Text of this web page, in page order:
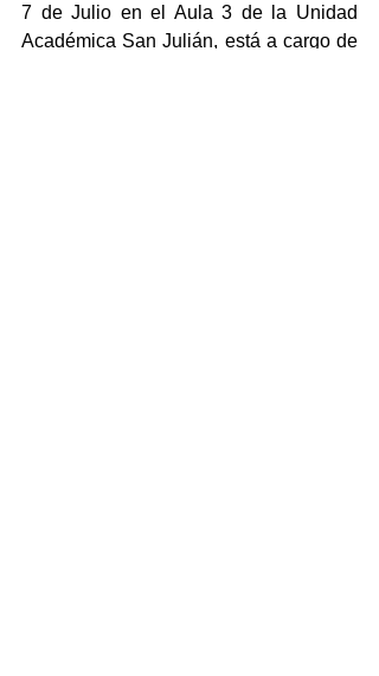
7 de Julio en el Aula 3 de la Unidad
Académica San Julián, está a cargo de